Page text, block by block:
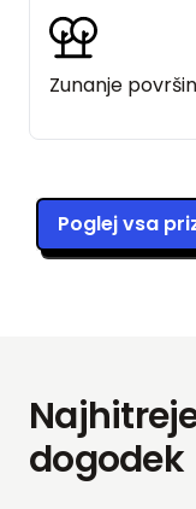
Zunanje
Poglej vsa
dogodek